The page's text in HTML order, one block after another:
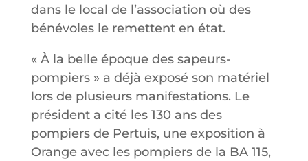
dans le local de l’association où des
bénévoles le remettent en état.
« À la belle époque des sapeurs-
pompiers » a déjà exposé son matériel
lors de plusieurs manifestations. Le
président a cité les 130 ans des
pompiers de Pertuis, une exposition à
Orange avec les pompiers de la BA 115,